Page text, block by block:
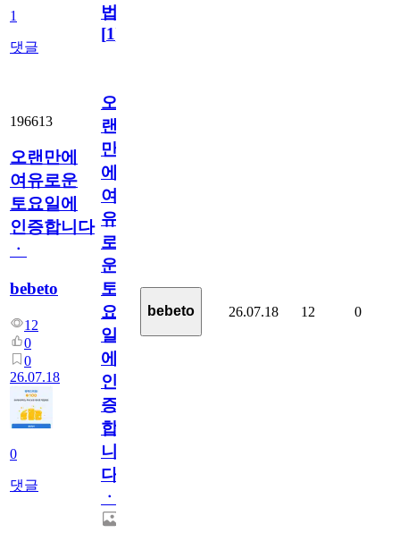
1
댓글
법
[1]
196613
오랜만에
여유로운
토요일에
인증합니다
ㆍ
bebeto
12
0
0
26.07.18
0
댓글
오
랜
만
에
여
유
로
운
토
요
일
에
인
증
합
니
다
ㆍ
bebeto 26.07.18 12 0